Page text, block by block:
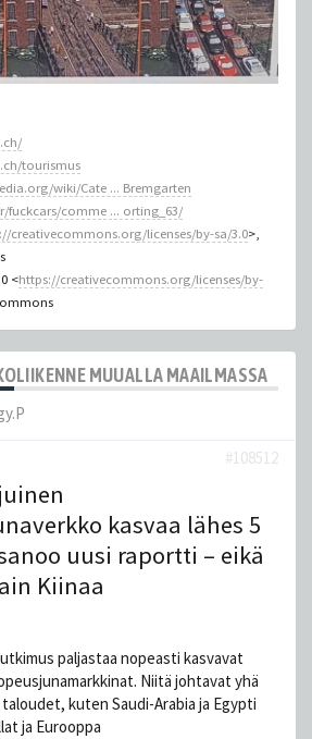
tourismus
wiki/Cate ... Bremgarten
fuckcars/comme ... orting_63/
creativecommons.org/licenses/by-sa/3.0>,
<https://creativecommons.org/licenses/by-
MUUALLA MAAILMASSA
#108512
kasvaa lähes 5
uusi raportti – eikä
Kiinaa
paljastaa nopeasti kasvavat
Niitä johtavat yhä
kuten Saudi-Arabia ja Egypti
ja Eurooppa